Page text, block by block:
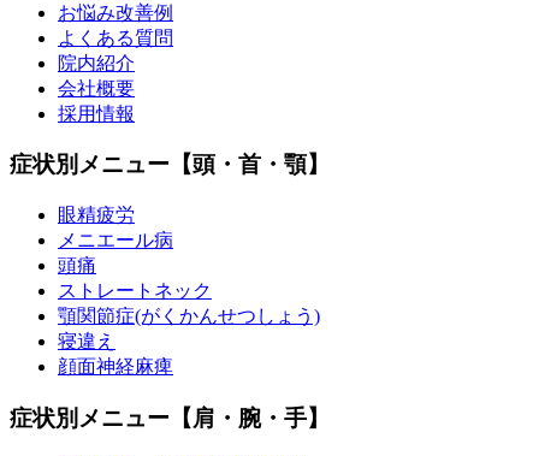
お悩み改善例
よくある質問
院内紹介
会社概要
採用情報
症状別メニュー【頭・首・顎】
眼精疲労
メニエール病
頭痛
ストレートネック
顎関節症(がくかんせつしょう)
寝違え
顔面神経麻痺
症状別メニュー【肩・腕・手】